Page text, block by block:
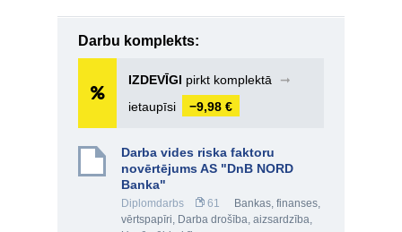
Darbu komplekts:
IZDEVĪGI pirkt komplektā
➞
ietaupīsi
−9,98 €
Darba vides riska faktoru
novērtējums AS "DnB NORD
Banka"
Diplomdarbs 61
Bankas, finanses,
vērtspapīri, Darba drošība, aizsardzība,